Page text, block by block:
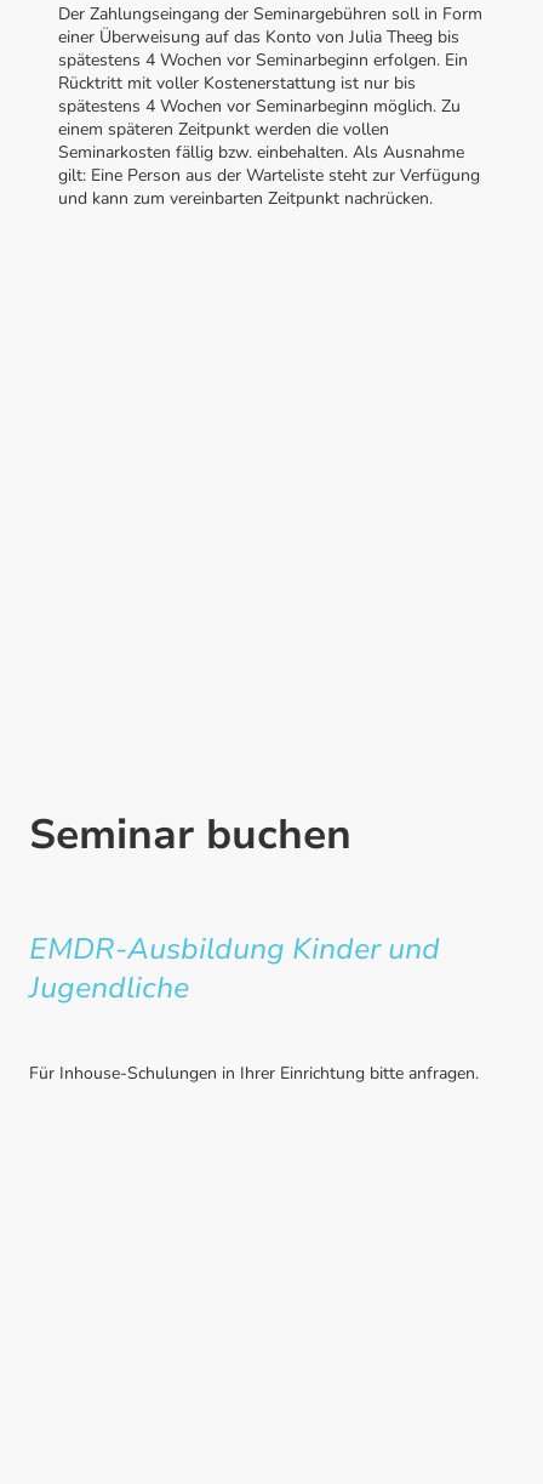
Der Zahlungseingang der Seminargebühren soll in Form
einer Überweisung auf das Konto von Julia Theeg bis
spätestens 4 Wochen vor Seminarbeginn erfolgen. Ein
Rücktritt mit voller Kostenerstattung ist nur bis
spätestens 4 Wochen vor Seminarbeginn möglich. Zu
einem späteren Zeitpunkt werden die vollen
Seminarkosten fällig bzw. einbehalten. Als Ausnahme
gilt: Eine Person aus der Warteliste steht zur Verfügung
und kann zum vereinbarten Zeitpunkt nachrücken.
Seminar buchen
EMDR-Ausbildung Kinder und
Jugendliche
Für Inhouse-Schulungen in Ihrer Einrichtung bitte anfragen.